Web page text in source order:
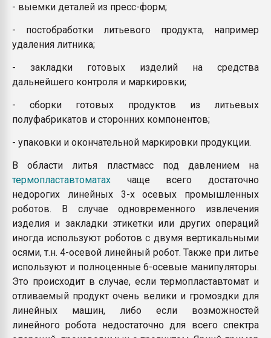
- выемки деталей из пресс-форм;
- постобработки литьевого продукта, например
удаления литника;
- закладки готовых изделий на средства
дальнейшего контроля и маркировки;
- сборки готовых продуктов из литьевых
полуфабрикатов и сторонних компонентов;
- упаковки и окончательной маркировки продукции.
В области литья пластмасс под давлением на
термопластавтоматах чаще всего достаточно
недорогих линейных 3-х осевых промышленных
роботов. В случае одновременного извлечения
изделия и закладки этикетки или других операций
иногда используют роботов с двумя вертикальными
осями, т.н. 4-осевой линейный робот. Также при литье
используют и полноценные 6-осевые манипуляторы.
Это происходит в случае, если термопластавтомат и
отливаемый продукт очень велики и громоздки для
линейных машин, либо если возможностей
линейного робота недостаточно для всего спектра